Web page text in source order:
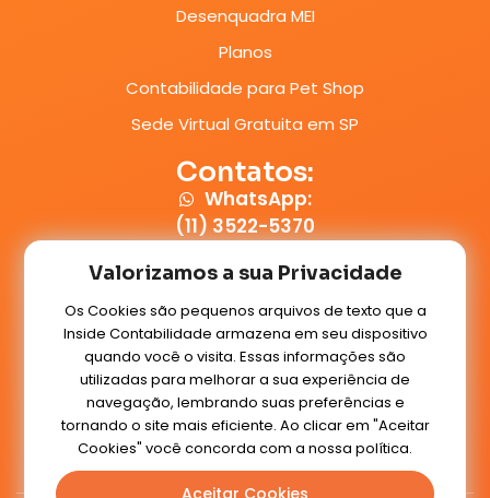
Valorizamos a sua Privacidade
Os Cookies são pequenos arquivos de texto que a
Inside Contabilidade armazena em seu dispositivo
quando você o visita. Essas informações são
utilizadas para melhorar a sua experiência de
navegação, lembrando suas preferências e
tornando o site mais eficiente. Ao clicar em "Aceitar
Cookies" você concorda com a nossa política.
Aceitar Cookies
Desenquadra MEI
Planos
Contabilidade para Pet Shop
Sede Virtual Gratuita em SP
Contatos:
WhatsApp:
(11) 3522-5370
contato@insidecontabilidade.com.br
Conteúdos:
Blog
Voltar ao topo